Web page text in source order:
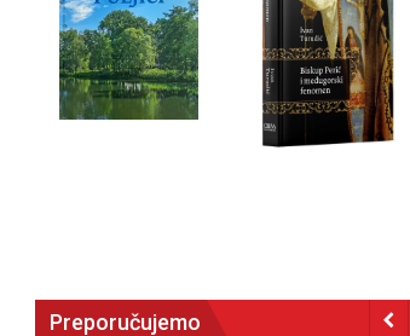
Preporučujemo